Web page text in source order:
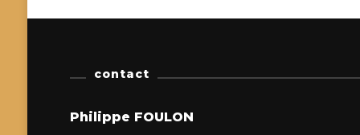
contact
Philippe FOULON